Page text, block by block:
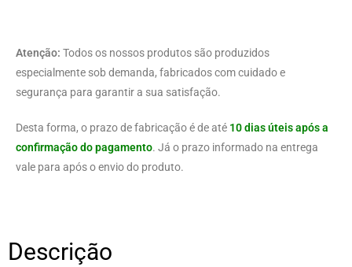
Atenção: Todos os nossos produtos são produzidos
especialmente sob demanda, fabricados com cuidado e
segurança para garantir a sua satisfação.
Desta forma, o prazo de fabricação é de até 10 dias úteis após a
confirmação do pagamento. Já o prazo informado na entrega
vale para após o envio do produto.
Descrição